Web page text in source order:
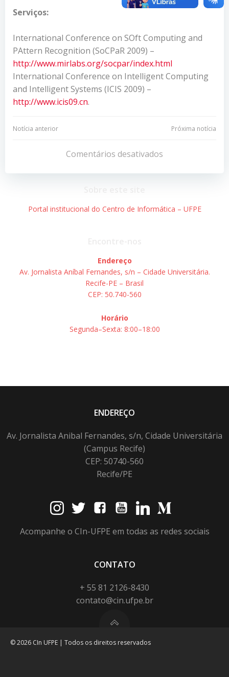
Serviços:
International Conference on SOft Computing and
PAttern Recognition (SoCPaR 2009) –
http://www.mirlabs.org/socpar/index.html
International Conference on Intelligent Computing
and Intelligent Systems (ICIS 2009) –
http://www.icis09.cn.
Navegação
Post
Notícia anterior
Navegação
de
Post
Próxima notícia
Comentários desativados
Portal institucional do Centro de Informática – UFPE
Endereço
Av. Jornalista Aníbal Fernandes, s/n – Cidade Universitária.
Recife-PE – Brasil
CEP: 50.740-560
Horário
Segunda–Sexta: 8:00–18:00
ENDEREÇO
Av. Jornalista Anibal Fernandes, s/n, Cidade Universitária
(Campus Recife)
CEP: 50740-560
Recife/PE
Acompanhe o CIn-UFPE em todas as redes sociais
CONTATO
+ 55 81 2126-8430
contato@cin.ufpe.br
© 2026 CIn UFPE | Todos os direitos reservados